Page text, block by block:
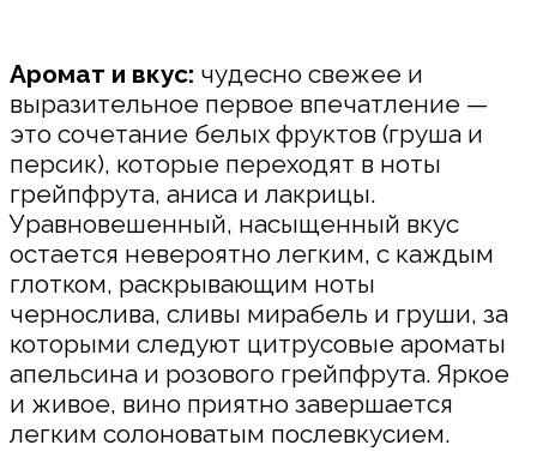
Аромат и вкус: чудесно свежее и
выразительное первое впечатление —
это сочетание белых фруктов (груша и
персик), которые переходят в ноты
грейпфрута, аниса и лакрицы.
Уравновешенный, насыщенный вкус
остается невероятно легким, с каждым
глотком, раскрывающим ноты
чернослива, сливы мирабель и груши, за
которыми следуют цитрусовые ароматы
апельсина и розового грейпфрута. Яркое
и живое, вино приятно завершается
легким солоноватым послевкусием.